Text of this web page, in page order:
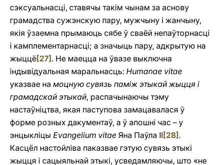
сэксуальнасці, ставячы такім чынам за аснову
грамадства сужэнскую пару, мужчыну і жанчыну,
якія ўзаемна прымаюць сябе ў сваёй непаўторнасці
i камплементарнасці; a значыць пару, адкрытую на
жыццё[27] . Не маецца на ўвазе выключна
індывідуальная маральнасць: Humanae vitae
указвае на моцную сувязь паміж этыкай жыцця i
грамадскай этыкай, распачынаючы тэму
настаўніцтва, якая паступова замацавалася ў
форме розных дакументаў, а ў апошні час – у
энцыкліцы Evangelium vitae Яна Паўла II [28] .
Касцёл настойліва паказвае гэтую сувязь этыкі
жыцця i сацыяльнай этыкі, усведамляючы, што «не